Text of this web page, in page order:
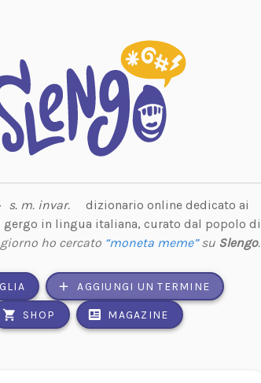
s. m. invar.
dizionario online dedicato ai
gergo in lingua italiana, curato dal popolo di
ho cercato “moneta meme”su Slengo.
AGGIUNGI UN TERMINE
SHOP MAGAZINE